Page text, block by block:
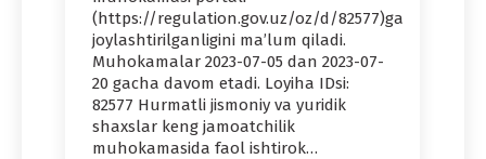
(https://regulation.gov.uz/oz/d/82577)ga
joylashtirilganligini ma’lum qiladi.
Muhokamalar 2023-07-05 dan 2023-07-
20 gacha davom etadi. Loyiha IDsi:
82577 Hurmatli jismoniy va yuridik
shaxslar keng jamoatchilik
muhokamasida faol ishtirok…